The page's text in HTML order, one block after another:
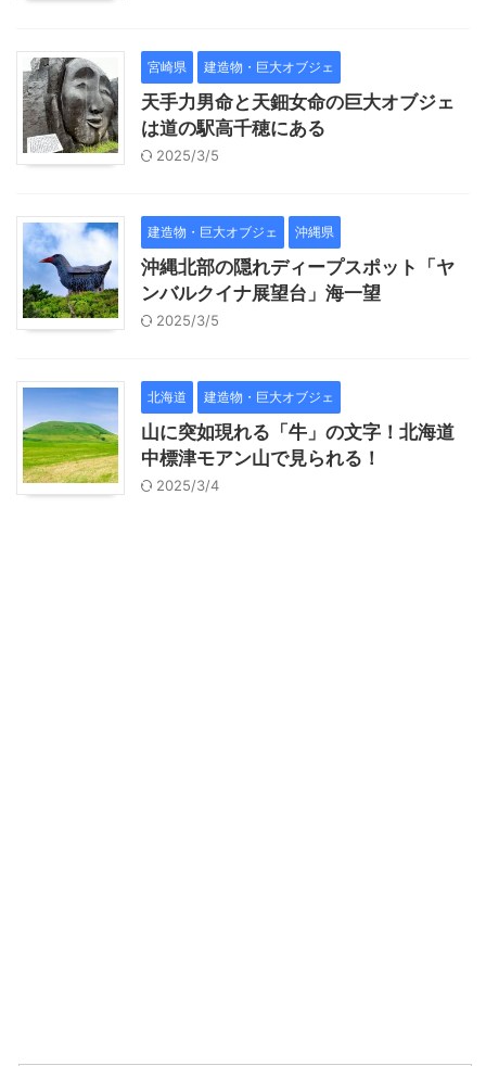
宮崎県 建造物・巨大オブジェ
天手力男命と天鈿女命の巨大オブジェ
は道の駅高千穂にある
2025/3/5
建造物・巨大オブジェ 沖縄県
沖縄北部の隠れディープスポット「ヤ
ンバルクイナ展望台」海一望
2025/3/5
北海道 建造物・巨大オブジェ
山に突如現れる「牛」の文字！北海道
中標津モアン山で見られる！
2025/3/4